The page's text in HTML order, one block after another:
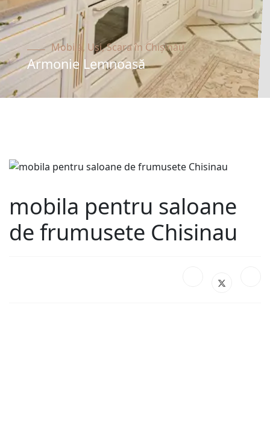
Mobilă, Uși, Scara în Chișinău
Armonie Lemnoasă
mobila pentru saloane
de frumusete Chisinau